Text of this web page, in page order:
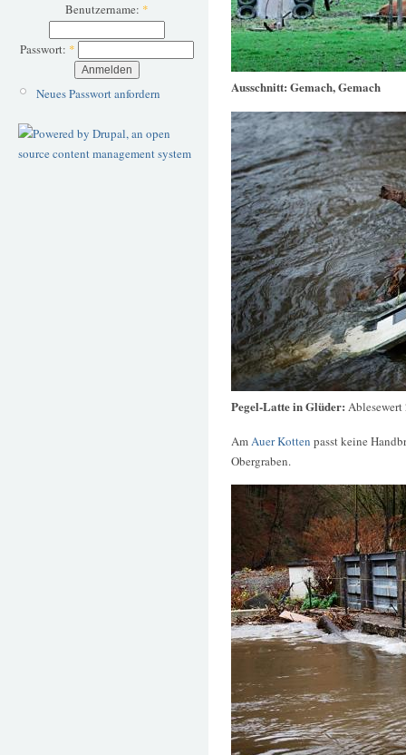
Benutzername: *
Passwort: *
Neues Passwort anfordern Ausschnitt: Gemach, Gemach
Pegel-Latte in Glüder: Ablesewert
Am Auer Kotten passt keine
Obergraben.